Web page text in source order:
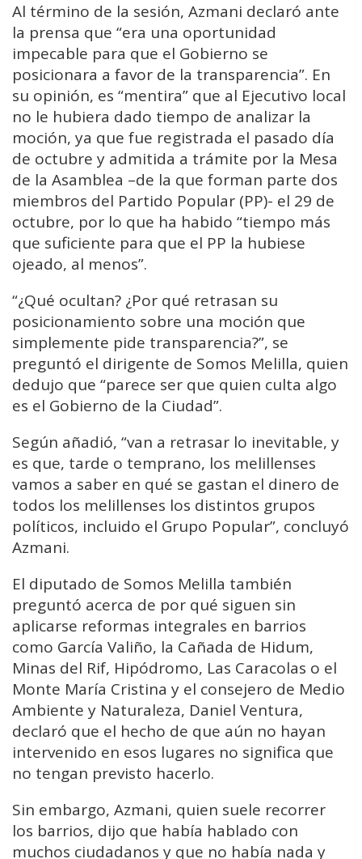
Al término de la sesión, Azmani declaró ante
la prensa que “era una oportunidad
impecable para que el Gobierno se
posicionara a favor de la transparencia”. En
su opinión, es “mentira” que al Ejecutivo local
no le hubiera dado tiempo de analizar la
moción, ya que fue registrada el pasado día
de octubre y admitida a trámite por la Mesa
de la Asamblea –de la que forman parte dos
miembros del Partido Popular (PP)- el 29 de
octubre, por lo que ha habido “tiempo más
que suficiente para que el PP la hubiese
ojeado, al menos”.
“¿Qué ocultan? ¿Por qué retrasan su
posicionamiento sobre una moción que
simplemente pide transparencia?”, se
preguntó el dirigente de Somos Melilla, quien
dedujo que “parece ser que quien culta algo
es el Gobierno de la Ciudad”.
Según añadió, “van a retrasar lo inevitable, y
es que, tarde o temprano, los melillenses
vamos a saber en qué se gastan el dinero de
todos los melillenses los distintos grupos
políticos, incluido el Grupo Popular”, concluyó
Azmani.
El diputado de Somos Melilla también
preguntó acerca de por qué siguen sin
aplicarse reformas integrales en barrios
como García Valiño, la Cañada de Hidum,
Minas del Rif, Hipódromo, Las Caracolas o el
Monte María Cristina y el consejero de Medio
Ambiente y Naturaleza, Daniel Ventura,
declaró que el hecho de que aún no hayan
intervenido en esos lugares no significa que
no tengan previsto hacerlo.
Sin embargo, Azmani, quien suele recorrer
los barrios, dijo que había hablado con
muchos ciudadanos y que no había nada y